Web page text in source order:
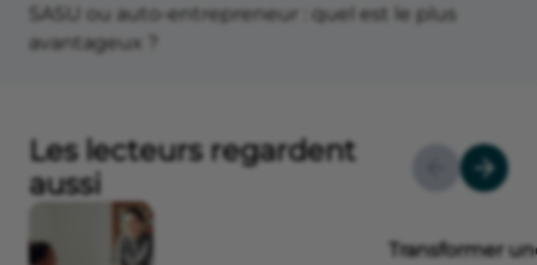
SASU ou auto-entrepreneur : quel est le plus
avantageux ?
Les lecteurs regardent
aussi
Transformer